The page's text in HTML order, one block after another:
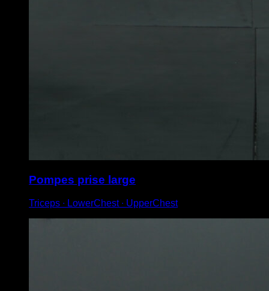
Pompes prise large
Triceps ∙ LowerChest ∙ UpperChest